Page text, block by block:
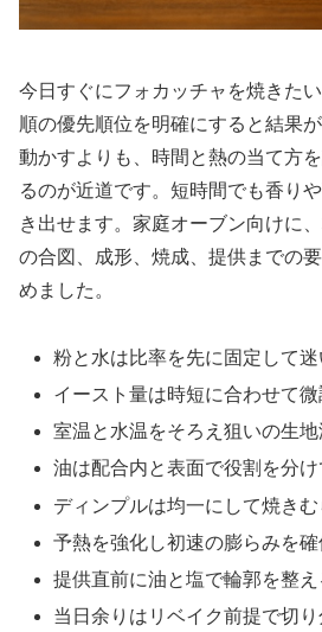
今日すぐにフォカッチャを焼きた
順の優先順位を明確にすると結果
動かすよりも、時間と熱の当て方
るのが近道です。短時間でも香り
き出せます。家庭オーブン向けに
の合図、成形、焼成、提供までの
めました。
粉と水は比率を先に固定して
イースト量は時短に合わせて微
室温と水温をそろえ狙いの生
油は配合内と表面で役割を分け
ディンプルは均一にして焼き
予熱を強化し初速の膨らみを確
提供直前に油と塩で輪郭を整え
当日余りはリベイク前提で切り